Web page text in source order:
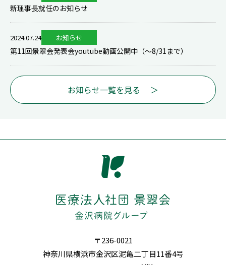
新理事長就任のお知らせ
2024.07.24 お知らせ
第11回景翠会発表会youtube動画公開中（～8/31まで）
お知らせ一覧を見る
〒236-0021
神奈川県横浜市金沢区泥亀二丁目11番4号